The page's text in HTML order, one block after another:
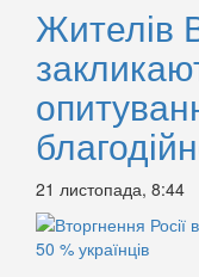
Жителів
21 листопада, 8:44